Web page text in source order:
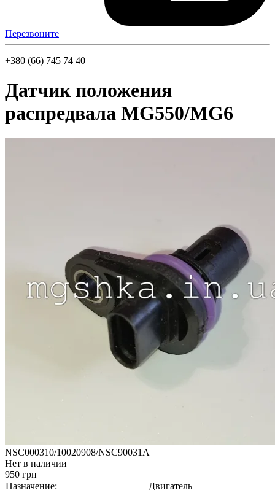
Перезвоните
+380 (66) 745 74 40
Датчик положения
распредвала MG550/MG6
NSC000310/10020908/NSC90031A
Нет в наличии
950 грн
Назначение:
Двигатель